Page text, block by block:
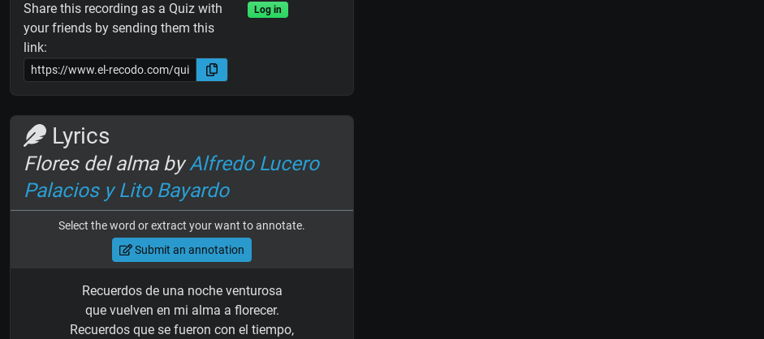
Share this recording as a Quiz with
your friends by sending them this
link:
Log in
Lyrics
Flores del alma byAlfredo Lucero
Palacios y Lito Bayardo
Select the word or extract your want to annotate.
Submit an annotation
Recuerdos de una noche venturosa
que vuelven en mi alma a florecer.
Recuerdos que se fueron con el tiempo,